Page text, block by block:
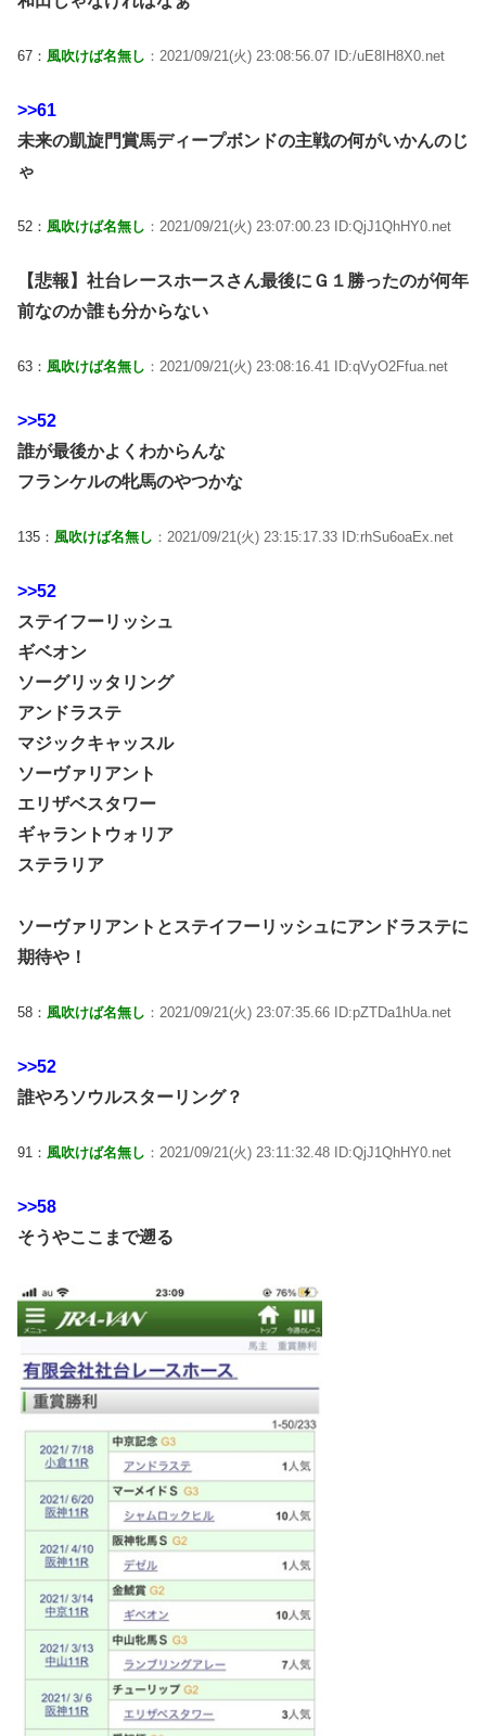
67： 風吹けば名無し ：2021/09/21(火) 23:08:56.07 ID:/uE8IH8X0.net
>>61
未来の凱旋門賞馬ディープボンドの主戦の何がいかんのじ
ゃ
52： 風吹けば名無し ：2021/09/21(火) 23:07:00.23 ID:QjJ1QhHY0.net
【悲報】社台レースホースさん最後にＧ１勝ったのが何年
前なのか誰も分からない
63： 風吹けば名無し ：2021/09/21(火) 23:08:16.41 ID:qVyO2Ffua.net
>>52
誰が最後かよくわからんな
フランケルの牝馬のやつかな
135： 風吹けば名無し ：2021/09/21(火) 23:15:17.33 ID:rhSu6oaEx.net
>>52
ステイフーリッシュ
ギベオン
ソーグリッタリング
アンドラステ
マジックキャッスル
ソーヴァリアント
エリザベスタワー
ギャラントウォリア
ステラリア
ソーヴァリアントとステイフーリッシュにアンドラステに
期待や！
58： 風吹けば名無し ：2021/09/21(火) 23:07:35.66 ID:pZTDa1hUa.net
>>52
誰やろソウルスターリング？
91： 風吹けば名無し ：2021/09/21(火) 23:11:32.48 ID:QjJ1QhHY0.net
>>58
そうやここまで遡る